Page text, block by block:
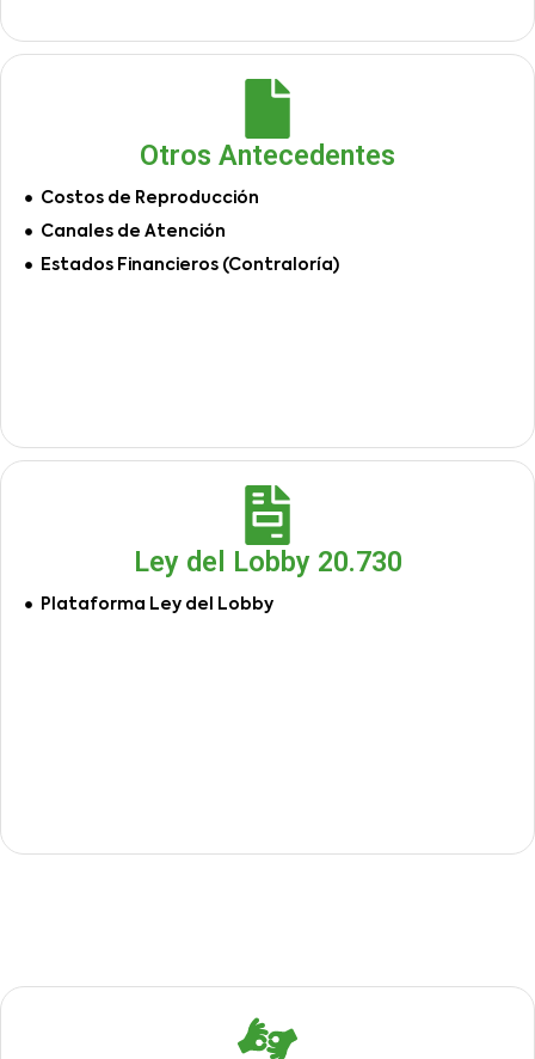
Otros Antecedentes
Costos de Reproducción
Canales de Atención
Estados Financieros (Contraloría)
Ley del Lobby 20.730
Plataforma Ley del Lobby